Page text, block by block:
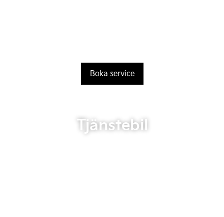
Boka service
Tjänstebil